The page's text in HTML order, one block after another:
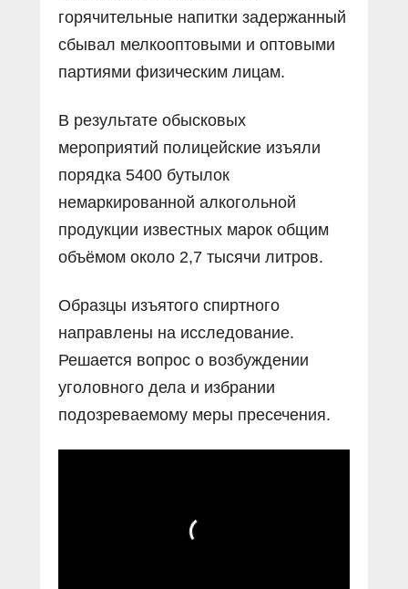
горячительные напитки задержанный
сбывал мелкооптовыми и оптовыми
партиями физическим лицам.
В результате обысковых
мероприятий полицейские изъяли
порядка 5400 бутылок
немаркированной алкогольной
продукции известных марок общим
объёмом около 2,7 тысячи литров.
Образцы изъятого спиртного
направлены на исследование.
Решается вопрос о возбуждении
уголовного дела и избрании
подозреваемому меры пресечения.